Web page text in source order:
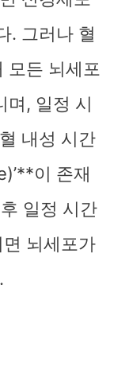
. 그러나 혈
모든 뇌세포
며, 일정 시
내성 시간
이 존재
일정 시간
뇌세포가